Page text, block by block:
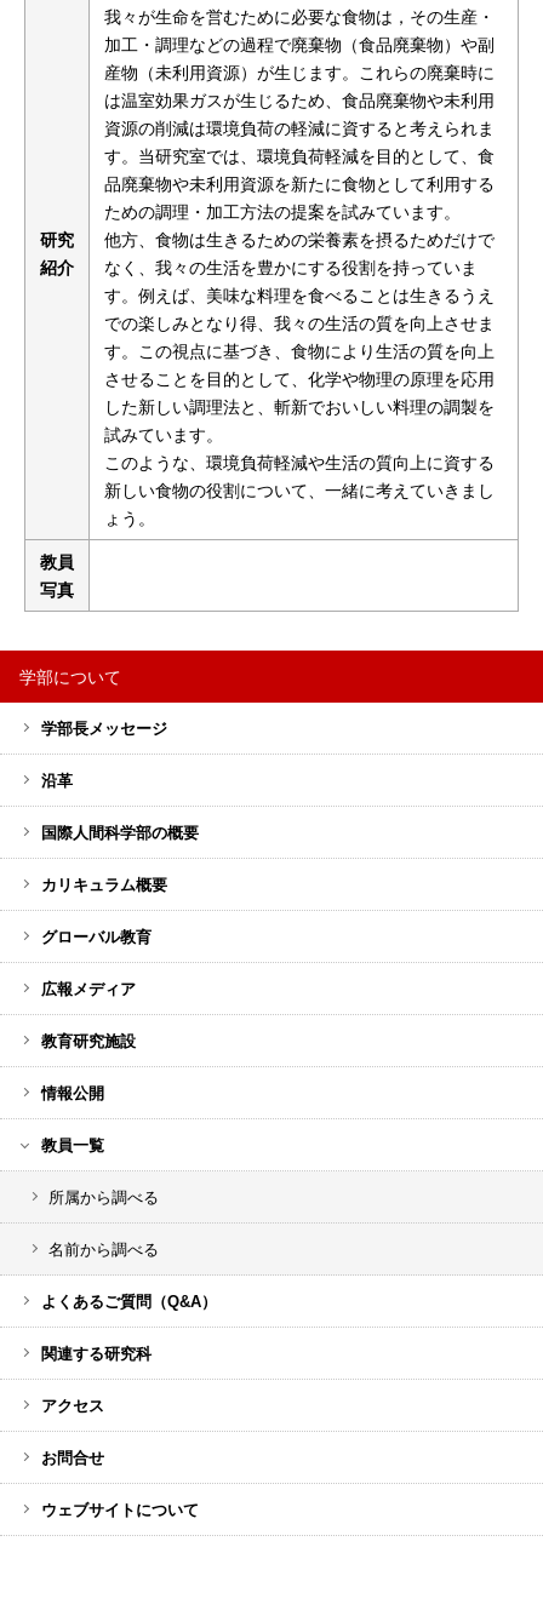
研究
紹介
我々が生命を営むために必要な食物は，その生産・
加工・調理などの過程で廃棄物（食品廃棄物）や副
産物（未利用資源）が生じます。これらの廃棄時に
は温室効果ガスが生じるため、食品廃棄物や未利用
資源の削減は環境負荷の軽減に資すると考えられま
す。当研究室では、環境負荷軽減を目的として、食
品廃棄物や未利用資源を新たに食物として利用する
ための調理・加工方法の提案を試みています。
他方、食物は生きるための栄養素を摂るためだけで
なく、我々の生活を豊かにする役割を持っていま
す。例えば、美味な料理を食べることは生きるうえ
での楽しみとなり得、我々の生活の質を向上させま
す。この視点に基づき、食物により生活の質を向上
させることを目的として、化学や物理の原理を応用
した新しい調理法と、斬新でおいしい料理の調製を
試みています。
このような、環境負荷軽減や生活の質向上に資する
新しい食物の役割について、一緒に考えていきまし
ょう。
教員
写真
ド
バ
ー
メ
ニ
学部について
学部長メッセージ
沿革
国際人間科学部の概要
カリキュラム概要
グローバル教育
広報メディア
教育研究施設
情報公開
教員一覧
所属から調べる
名前から調べる
よくあるご質問（Q&A）
関連する研究科
アクセス
お問合せ
ウェブサイトについて